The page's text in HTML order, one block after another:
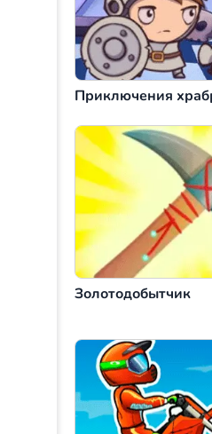
Приключения
Золотодобытчик